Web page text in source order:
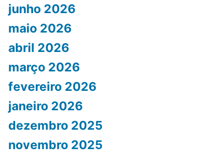
junho 2026
maio 2026
abril 2026
março 2026
fevereiro 2026
janeiro 2026
dezembro 2025
novembro 2025